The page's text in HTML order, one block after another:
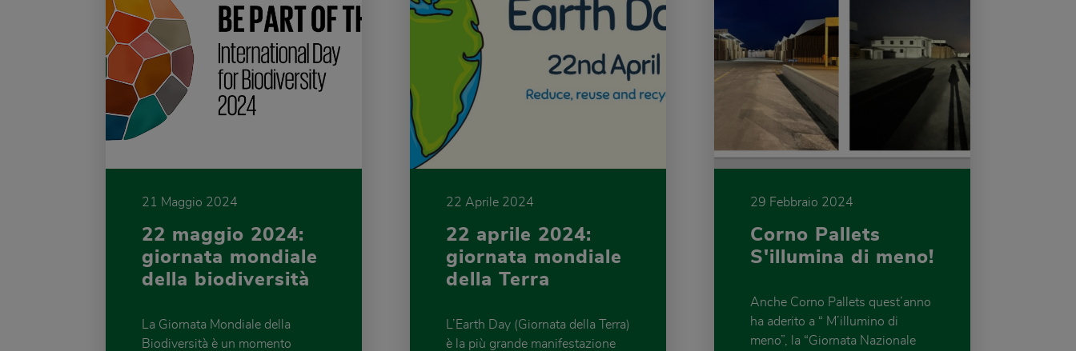
21 Maggio 2024
22 maggio 2024:
giornata mondiale
della biodiversità
La Giornata Mondiale della
Biodiversità è un momento
22 Aprile 2024
22 aprile 2024:
giornata mondiale
della Terra
L’Earth Day (Giornata della Terra)
è la più grande manifestazione
29 Febbraio 2024
Corno Pallets
S'illumina di meno!
Anche Corno Pallets quest’anno
ha aderito a “ M’illumino di
meno”, la “Giornata Nazionale